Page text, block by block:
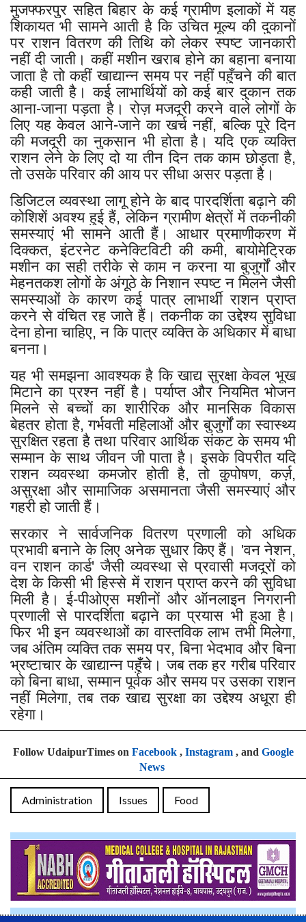
मुजफ्फरपुर सहित बिहार के कई ग्रामीण इलाकों में यह
शिकायत भी सामने आती है कि उचित मूल्य की दुकानों
पर राशन वितरण की तिथि को लेकर स्पष्ट जानकारी
नहीं दी जाती। कहीं मशीन खराब होने का बहाना बनाया
जाता है तो कहीं खाद्यान्न समय पर नहीं पहुँचने की बात
कही जाती है। कई लाभार्थियों को कई बार दुकान तक
आना-जाना पड़ता है। रोज़ मजदूरी करने वाले लोगों के
लिए यह केवल आने-जाने का खर्च नहीं, बल्कि पूरे दिन
की मजदूरी का नुकसान भी होता है। यदि एक व्यक्ति
राशन लेने के लिए दो या तीन दिन तक काम छोड़ता है,
तो उसके परिवार की आय पर सीधा असर पड़ता है।
डिजिटल व्यवस्था लागू होने के बाद पारदर्शिता बढ़ाने की
कोशिशें अवश्य हुई हैं, लेकिन ग्रामीण क्षेत्रों में तकनीकी
समस्याएं भी सामने आती हैं। आधार प्रमाणीकरण में
दिक्कत, इंटरनेट कनेक्टिविटी की कमी, बायोमेट्रिक
मशीन का सही तरीके से काम न करना या बुजुर्गों और
मेहनतकश लोगों के अंगूठे के निशान स्पष्ट न मिलने जैसी
समस्याओं के कारण कई पात्र लाभार्थी राशन प्राप्त
करने से वंचित रह जाते हैं। तकनीक का उद्देश्य सुविधा
देना होना चाहिए, न कि पात्र व्यक्ति के अधिकार में बाधा
बनना।
यह भी समझना आवश्यक है कि खाद्य सुरक्षा केवल भूख
मिटाने का प्रश्न नहीं है। पर्याप्त और नियमित भोजन
मिलने से बच्चों का शारीरिक और मानसिक विकास
बेहतर होता है, गर्भवती महिलाओं और बुजुर्गों का स्वास्थ्य
सुरक्षित रहता है तथा परिवार आर्थिक संकट के समय भी
सम्मान के साथ जीवन जी पाता है। इसके विपरीत यदि
राशन व्यवस्था कमजोर होती है, तो कुपोषण, कर्ज़,
असुरक्षा और सामाजिक असमानता जैसी समस्याएं और
गहरी हो जाती हैं।
सरकार ने सार्वजनिक वितरण प्रणाली को अधिक
प्रभावी बनाने के लिए अनेक सुधार किए हैं। 'वन नेशन,
वन राशन कार्ड' जैसी व्यवस्था से प्रवासी मजदूरों को
देश के किसी भी हिस्से में राशन प्राप्त करने की सुविधा
मिली है। ई-पीओएस मशीनों और ऑनलाइन निगरानी
प्रणाली से पारदर्शिता बढ़ाने का प्रयास भी हुआ है।
फिर भी इन व्यवस्थाओं का वास्तविक लाभ तभी मिलेगा,
जब अंतिम व्यक्ति तक समय पर, बिना भेदभाव और बिना
भ्रष्टाचार के खाद्यान्न पहुँचे। जब तक हर गरीब परिवार
को बिना बाधा, सम्मान पूर्वक और समय पर उसका राशन
नहीं मिलेगा, तब तक खाद्य सुरक्षा का उद्देश्य अधूरा ही
रहेगा।
Follow UdaipurTimes on Facebook, Instagram, and Google
News
Administration Issues Food